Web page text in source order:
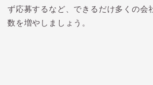
ず応募するなど、できるだけ多くの会
数を増やしましょう。